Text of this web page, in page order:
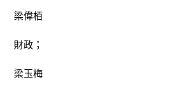
梁偉栢
財政；
梁玉梅